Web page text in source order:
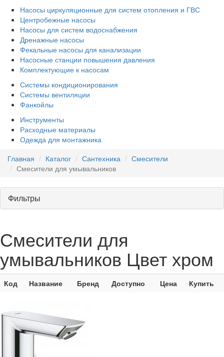
Насосы циркуляционные для систем отопления и ГВС
Центробежные насосы
Насосы для систем водоснабжения
Дренажные насосы
Фекальные насосы для канализации
Насосные станции повышения давления
Комплектующие к насосам
Системы кондиционирования
Системы вентиляции
Фанкойлы
Инструменты
Расходные материалы
Одежда для монтажника
Главная
Каталог Сантехника
Смесители
Смесители для умывальников
Фильтры
Смесители для
умывальников Цвет хром
Код Название Бренд Доступно Цена Купить